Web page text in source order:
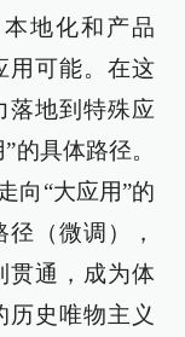
地化和产品
用可能。在这
落地到特殊应
的具体路径。
向“大应用”的
（微调），
贯通，成为体
历史唯物主义